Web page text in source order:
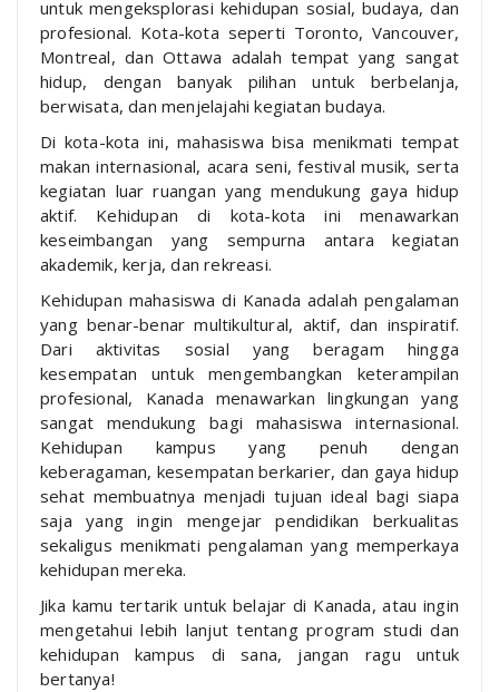
untuk mengeksplorasi kehidupan sosial, budaya, dan
profesional. Kota-kota seperti Toronto, Vancouver,
Montreal, dan Ottawa adalah tempat yang sangat
hidup, dengan banyak pilihan untuk berbelanja,
berwisata, dan menjelajahi kegiatan budaya.
Di kota-kota ini, mahasiswa bisa menikmati tempat
makan internasional, acara seni, festival musik, serta
kegiatan luar ruangan yang mendukung gaya hidup
aktif. Kehidupan di kota-kota ini menawarkan
keseimbangan yang sempurna antara kegiatan
akademik, kerja, dan rekreasi.
Kehidupan mahasiswa di Kanada adalah pengalaman
yang benar-benar multikultural, aktif, dan inspiratif.
Dari aktivitas sosial yang beragam hingga
kesempatan untuk mengembangkan keterampilan
profesional, Kanada menawarkan lingkungan yang
sangat mendukung bagi mahasiswa internasional.
Kehidupan kampus yang penuh dengan
keberagaman, kesempatan berkarier, dan gaya hidup
sehat membuatnya menjadi tujuan ideal bagi siapa
saja yang ingin mengejar pendidikan berkualitas
sekaligus menikmati pengalaman yang memperkaya
kehidupan mereka.
Jika kamu tertarik untuk belajar di Kanada, atau ingin
mengetahui lebih lanjut tentang program studi dan
kehidupan kampus di sana, jangan ragu untuk
bertanya!